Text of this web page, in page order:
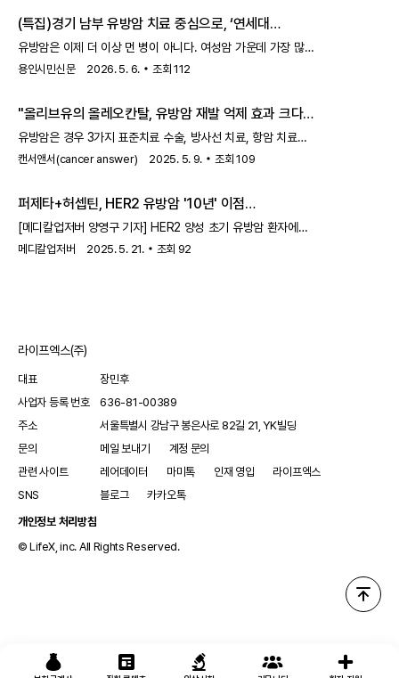
(특집)경기 남부 유방암 치료 중심으로, ‘연세대
용인세브란스병원 유방외과’
유방암은 이제 더 이상 먼 병이 아니다. 여성암 가운데 가장 많이
발생하는 암으로 자리 잡은 지 오래고, 40~50대를 중심으로
시작된다. 어디에서 수술받을지, 항암과 방사선은 어떻게
이어질지, 재건은 가능한지, 그리고 서울 대형병원까지 가야
하는지 같은 현실적인 문제다.지역 주민 걱정과 두려움에 답하는
용인시민신문 2026. 5. 6. 조회112
"올리브유의 올레오칸탈, 유방암 재발 억제 효과 크다"
유방암은 경우 3가지 표준치료 수술, 방사선 치료, 항암 치료를
적절히 시행해도 재발율이 높다. 유방암 재발을 막기 위한
도움을 준다는 연구 결과가 있다.2019년 7월 미국암학회
(AACR)가 발행하는 국제학술지 ‘암 연구(Cancer
Research)’에 게재된 논문 ‘올리브오일 유래 올레오칸탈을
캔서앤서(cancer answer) 2025. 5. 9. 조회109
퍼제타+허셉틴, HER2 유방암 '10년' 이점
입증...'완치'에 한걸음 더 - 메디칼업저버
[메디칼업저버 양영구 기자] HER2 양성 초기 유방암 환자에게
'완치'가 한 걸음 가까이 다가왔다.최근 로슈는 HER2 양성 조기
메디칼업저버 2025. 5. 21. 조회 92
라이프엑스(주)
대표
장민후
사업자 등록 번호
636-81-00389
주소
서울특별시 강남구 봉은사로 82길 21, YK빌딩
문의
메일 보내기
계정 문의
관련 사이트
레어데이터 마미톡 인재 영입
라이프엑스
SNS
블로그
카카오톡
개인정보 처리방침
© LifeX, inc. All Rights Reserved.